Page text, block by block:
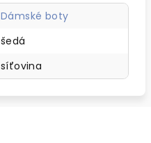
Dámské boty
šedá
síťovina